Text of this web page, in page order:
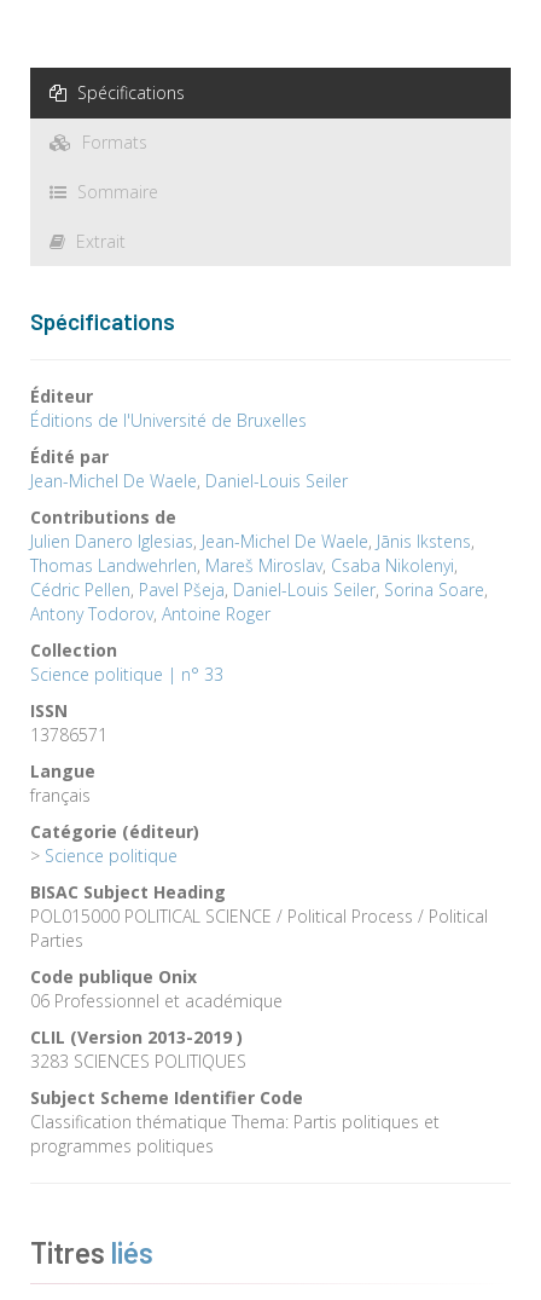
Spécifications
Formats
Sommaire
Extrait
Spécifications
Éditeur
Éditions de l'Université de Bruxelles
Édité par
Jean-Michel De Waele, Daniel-Louis Seiler
Contributions de
Julien Danero Iglesias, Jean-Michel De Waele, Jānis Ikstens,
Thomas Landwehrlen, Mareš Miroslav, Csaba Nikolenyi,
Cédric Pellen, Pavel Pšeja, Daniel-Louis Seiler, Sorina Soare,
Antony Todorov, Antoine Roger
Collection
Science politique | n° 33
ISSN
13786571
Langue
français
Catégorie (éditeur)
> Science politique
BISAC Subject Heading
POL015000 POLITICAL SCIENCE / Political Process / Political
Parties
Code publique Onix
06 Professionnel et académique
CLIL (Version 2013-2019 )
3283 SCIENCES POLITIQUES
Subject Scheme Identifier Code
Classification thématique Thema: Partis politiques et
programmes politiques
Titres liés